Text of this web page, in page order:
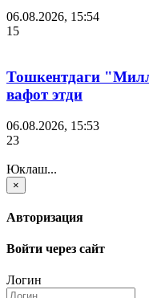
06.08.2026, 15:54
15
Тошкентдаги
вафот этди
06.08.2026, 15:53
23
Юклаш...
×
Авторизация
Войти через сайт
Логин